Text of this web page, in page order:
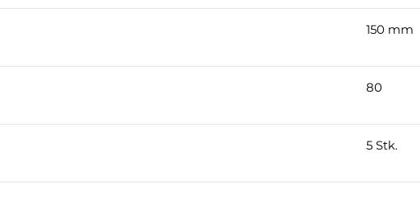
150 mm
80
5 Stk.